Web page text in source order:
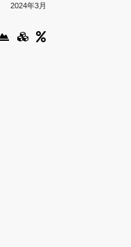
2024年3月